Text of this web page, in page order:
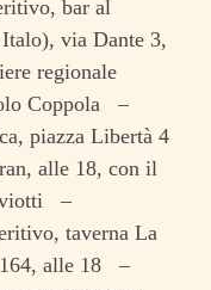
bar al
via Dante 3,
regionale
Coppola –
piazza Libertà 4
alle 18, con il
–
taverna La
alle 18 –